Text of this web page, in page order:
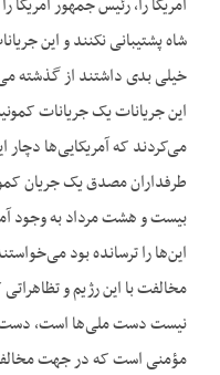
شاه پشتیبانی نکنند و این
خیلی بدی داشتند از گذشته
این جریانات یک جریانات
می‌کردند که آمریکایی‌ها
طرفداران مصدق یک جریان
بیست و هشت مرداد به وجود
این‌ها را ترسانده بود
مخالفت با این رژیم و
نیست دست ملی‌ها است، دست
مؤمنی است که در جهت